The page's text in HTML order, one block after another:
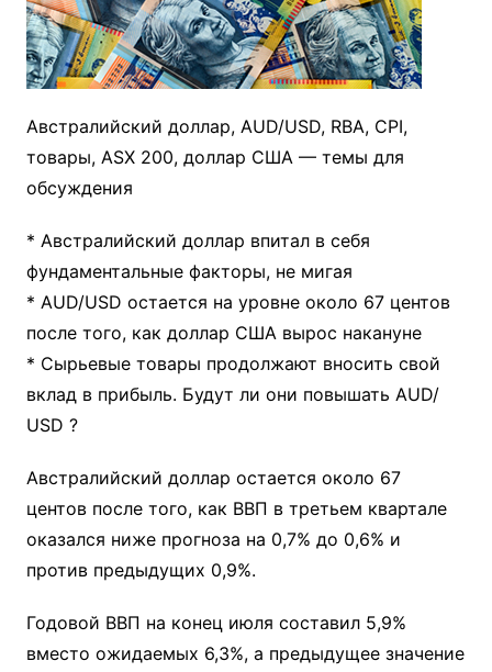
Австралийский доллар, AUD/USD, RBA, CPI,
товары, ASX 200, доллар США — темы для
обсуждения
* Австралийский доллар впитал в себя
фундаментальные факторы, не мигая
* AUD/USD остается на уровне около 67 центов
после того, как доллар США вырос накануне
* Сырьевые товары продолжают вносить свой
вклад в прибыль. Будут ли они повышать AUD/
USD ?
Австралийский доллар остается около 67
центов после того, как ВВП в третьем квартале
оказался ниже прогноза на 0,7% до 0,6% и
против предыдущих 0,9%.
Годовой ВВП на конец июля составил 5,9%
вместо ожидаемых 6,3%, а предыдущее значение